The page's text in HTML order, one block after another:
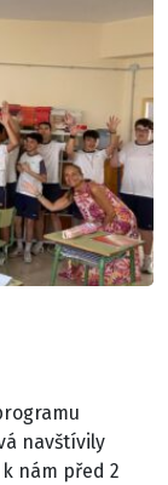
navštívily
nám před 2